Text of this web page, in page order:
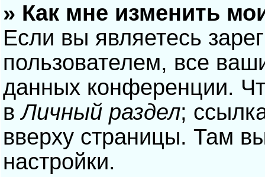
» Как мне изменить
Если вы являетесь
пользователем, все
данных конференции.
вЛичный раздел;
вверху страницы. Там
настройки.